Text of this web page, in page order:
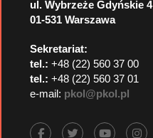
ul. Wybrzeże Gdyńskie 4
01-531 Warszawa
Sekretariat:
tel.: +48 (22) 560 37 00
tel.: +48 (22) 560 37 01
e-mail: pkol@pkol.pl